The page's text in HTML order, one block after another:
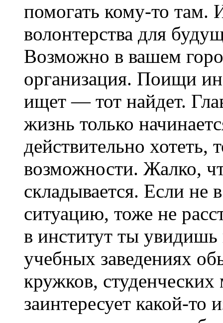
помогать кому-то там.
волонтерства для
Возможно в вашем
организация. Поищи
ищет — тот найдет.
жизнь только
действительно хотеть,
возможности. Жалко,
складывается. Если не
ситуацию, тоже не
в институт ты
учебных заведениях
кружков,
заинтересует какой-